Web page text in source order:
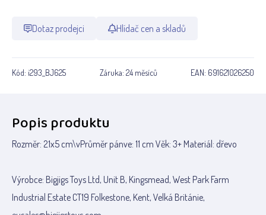
Dotaz prodejci Hlídač cen a skladů
Kód: i293_BJ625 Záruka: 24 měsíců EAN: 691621026250
Popis produktu
Rozměr: 21x5 cm\vPrůměr pánve: 11 cm Věk: 3+ Materiál: dřevo
Výrobce: Bigjigs Toys Ltd, Unit B, Kingsmead, West Park Farm
Industrial Estate CT19 Folkestone, Kent, Velká Británie,